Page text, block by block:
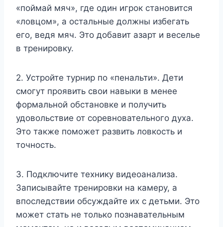
«поймай мяч», где один игрок становится
«ловцом», а остальные должны избегать
его, ведя мяч. Это добавит азарт и веселье
в тренировку.
2. Устройте турнир по «пенальти». Дети
смогут проявить свои навыки в менее
формальной обстановке и получить
удовольствие от соревновательного духа.
Это также поможет развить ловкость и
точность.
3. Подключите технику видеоанализа.
Записывайте тренировки на камеру, а
впоследствии обсуждайте их с детьми. Это
может стать не только познавательным